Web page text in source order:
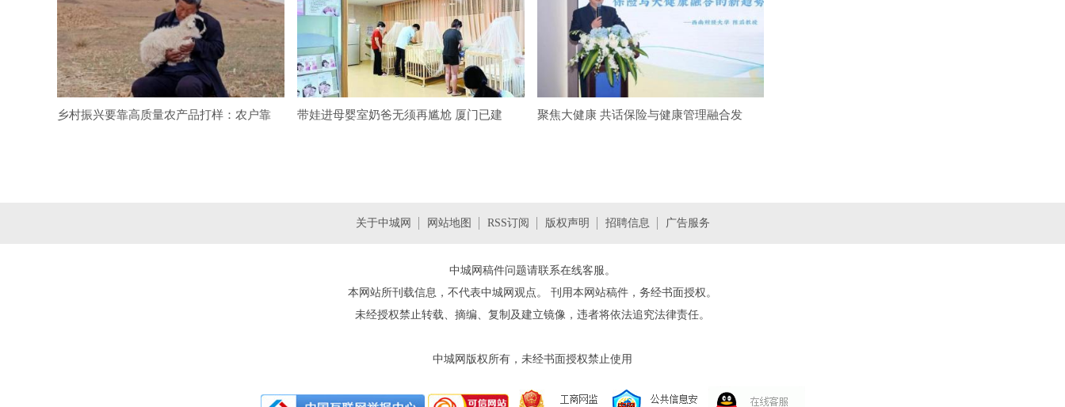
乡村振兴要靠高质量农产品打样：农户靠 带娃进母婴室奶爸无须再尴尬 厦门已建 聚焦大健康 共话保险与健康管理融合发
关于中城网 网站地图 RSS订阅 版权声明 招聘信息 广告服务
中城网稿件问题请联系在线客服。
本网站所刊载信息，不代表中城网 观点。 刊用本网站稿件，务经书面授权。
未经授权禁止转载、摘编、复制及建立镜像，违者将依法追究法律责任。
中城网 版权所有，未经书面授权禁止使用